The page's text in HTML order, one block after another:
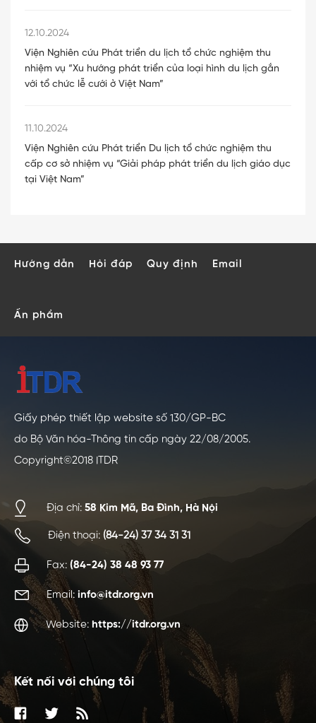
12.10.2024
Viện Nghiên cứu Phát triển du lịch tổ chức nghiệm thu
nhiệm vụ “Xu hướng phát triển của loại hình du lịch gắn
với tổ chức lễ cưới ở Việt Nam”
11.10.2024
Viện Nghiên cứu Phát triển Du lịch tổ chức nghiệm thu
cấp cơ sở nhiệm vụ “Giải pháp phát triển du lịch giáo dục
tại Việt Nam”
Hướng dẫn Hỏi đáp Quy định Email
Ấn phẩm
Giấy phép thiết lập website số 130/GP-BC
do Bộ Văn hóa-Thông tin cấp ngày 22/08/2005.
Copyright©2018 ITDR
Địa chỉ: 58 Kim Mã, Ba Đình, Hà Nội
Điện thoại: (84-24) 37 34 31 31
Fax: (84-24) 38 48 93 77
Email: info@itdr.org.vn
Website: https://itdr.org.vn
Kết nối với chúng tôi